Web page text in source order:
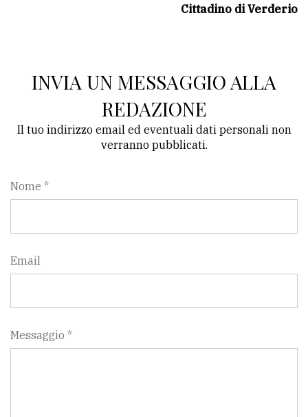
Privacy
policy
Cittadino di Verderio
INVIA UN MESSAGGIO ALLA
REDAZIONE
Il tuo indirizzo email ed eventuali dati personali non
verranno pubblicati.
Nome *
Email
Messaggio *